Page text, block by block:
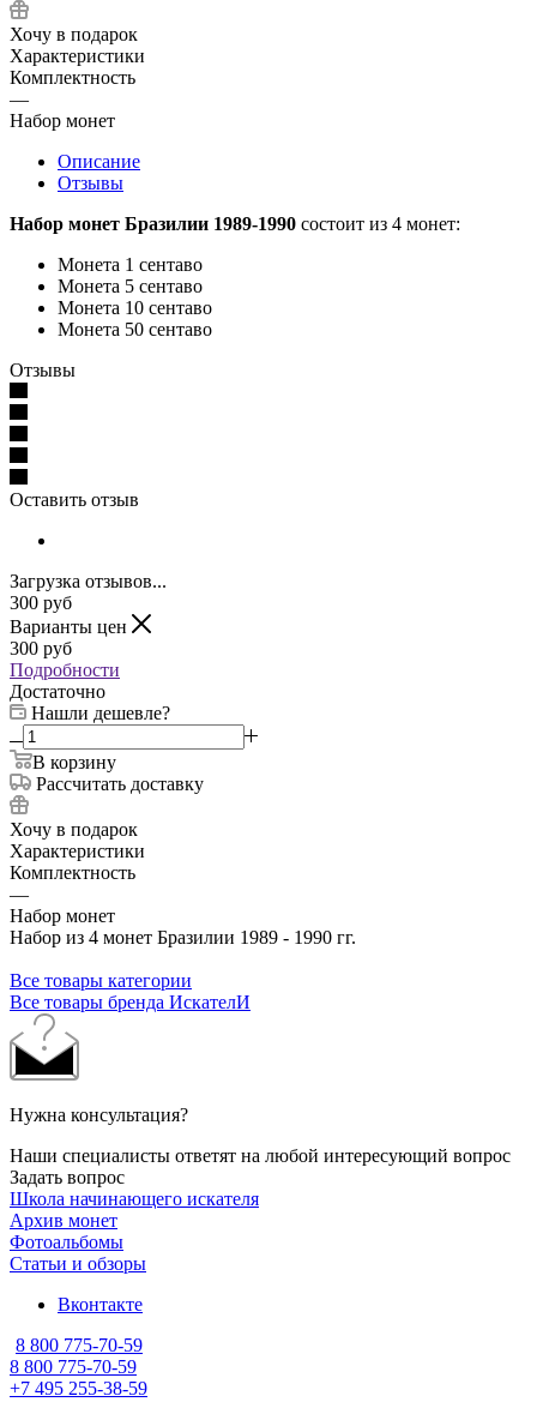
Хочу в подарок
Характеристики
Комплектность
—
Набор монет
Описание
Отзывы
Набор монет Бразилии 1989-1990 состоит из 4 монет:
Монета 1 сентаво
Монета 5 сентаво
Монета 10 сентаво
Монета 50 сентаво
Отзывы
Оставить отзыв
Загрузка отзывов...
300 руб
Варианты цен
300 руб
Подробности
Достаточно
Нашли дешевле?
В корзину
Рассчитать доставку
Хочу в подарок
Характеристики
Комплектность
—
Набор монет
Набор из 4 монет Бразилии 1989 - 1990 гг.
Все товары категории
Все товары бренда ИскателИ
Нужна консультация?
Наши специалисты ответят на любой интересующий вопрос
Задать вопрос
Школа начинающего искателя
Архив монет
Фотоальбомы
Статьи и обзоры
Вконтакте
8 800 775-70-59
8 800 775-70-59
+7 495 255-38-59